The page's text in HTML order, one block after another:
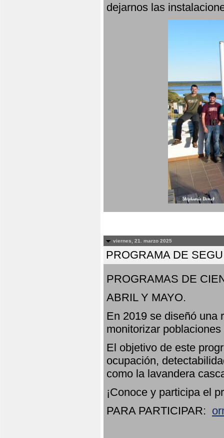
dejarnos las
viernes, 21. marzo 2025
PROGRAMA DE
PROGRAMAS DE
ABRIL Y MAYO.
En 2019 se diseñó una
monitorizar
El objetivo de este
ocupación,
como la lavandera
¡Conoce y participa el
PARA PARTICIPAR: